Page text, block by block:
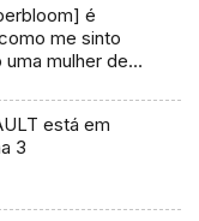
é
me sinto
mulher de
está em
3